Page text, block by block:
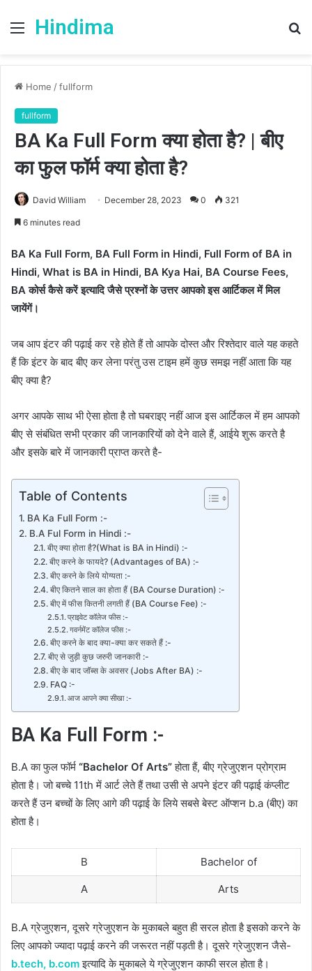
Menu
Hindima
Home /fullform
fullform
BA Ka Full Form क्या होता है? | बीए
का फुल फॉर्म क्या होता है?
David William December 28, 2023 0 321
6 minutes read
BA Ka Full Form, BA Full Form in Hindi, Full Form of BA in
Hindi, What is BA in Hindi, BA Kya Hai, BA Course Fees,
BA कोर्स कैसे करें इत्यादि जैसे प्रश्नों के उत्तर आपको इस आर्टिकल में मिल
जायेंगें।
जब आप इंटर की पढ़ाई कर रहे होते हैं तो आपके दोस्त और रिश्तेदार वाले यह कहते
हैं कि इंटर के बाद बीए कर लेना परंतु उस टाइम हमें कुछ समझ नहीं आता कि यह
बीए क्या है?
अगर आपके साथ भी ऐसा होता है तो घबराइए नहीं आज इस आर्टिकल में हम आपको
बीए से संबंधित सभी प्रकार की जानकारियों को देने वाले हैं, आईये शुरू करते है
और इसके बारे में जानकारी प्राप्त करते है-
Table of Contents
BA Ka Full Form :-
B.A Ful Form in Hindi :-
बीए क्या होता है?(What is BA in Hindi) :-
बीए करने के फायदे? (Advantages of BA) :-
बीए करने के लिये योग्यता :-
बीए कितने साल का होता हैं (BA Course Duration) :-
बीए में फीस कितनी लगती हैं (BA Course Fee) :-
प्राइवेट कॉलेज फीस :-
गवर्नमेंट कॉलेज फीस :-
बीए करने के बाद क्या-क्या कर सकते हैं :-
बीए से जुड़ी कुछ जरुरी जानकारी :-
बीए के बाद जॉब्स के अवसर (Jobs After BA) :-
FAQ :-
आज आपने क्या सीखा :-
BA Ka Full Form :-
B.A का फुल फॉर्म “Bachelor Of Arts”होता हैं, बीए ग्रेजुएशन प्रोग्राम
होता है। जो बच्चे 11th में आर्ट लेते हैं तथा उसी से अपने इंटर की पढ़ाई कंप्लीट
करते हैं उन बच्चों के लिए आगे की पढ़ाई के लिये सबसे बेस्ट ऑप्शन b.a (बीए) का
होता है।
B Bachelor of
A Arts
B.A ग्रेजुएशन, दूसरे ग्रेजुएशन के मुकाबले बहुत ही सरल होता है इसको करने के
लिए आपको ज्यादा पढ़ाई करने की जरूरत नहीं पड़ती है। दूसरे ग्रेजुएशन जैसे-
b.tech, b.comइत्यादि के मुकाबले ये ग्रेजुएशन काफी सरल होता है।